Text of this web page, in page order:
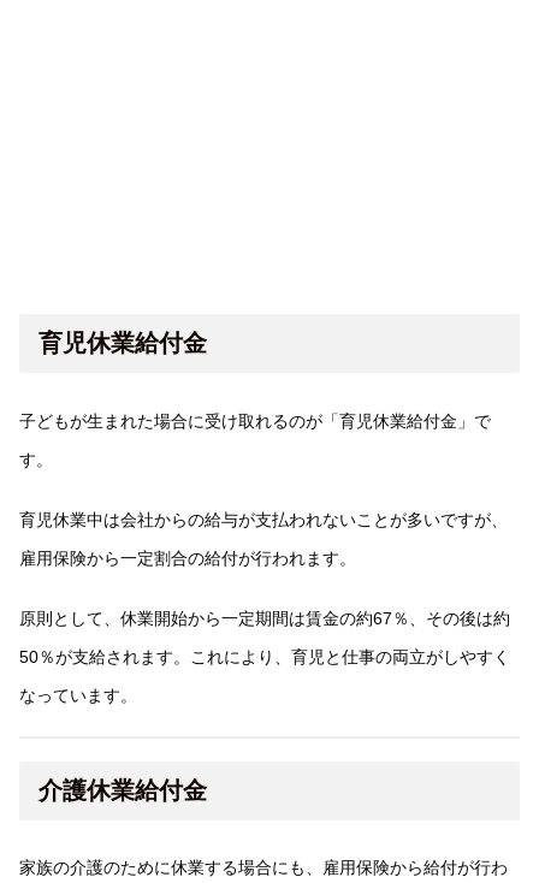
育児休業給付金
子どもが生まれた場合に受け取れるのが「育児休業給付金」で
す。
育児休業中は会社からの給与が支払われないことが多いですが、
雇用保険から一定割合の給付が行われます。
原則として、休業開始から一定期間は賃金の約67％、その後は約
50％が支給されます。これにより、育児と仕事の両立がしやすく
なっています。
介護休業給付金
家族の介護のために休業する場合にも、雇用保険から給付が行わ